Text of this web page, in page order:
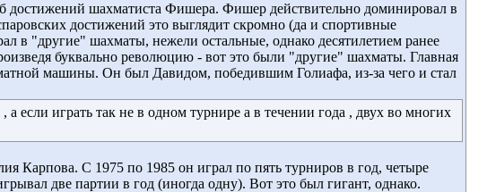
шахматиста Фишера. Фишер действительно доминировал в
достижений это выглядит скромно (да и спортивные
в "другие" шахматы, нежели остальные, однако десятилетием ранее
буквально революцию - вот это были "другие" шахматы. Главная
машины. Он был Давидом, победившим Голиафа, из-за чего и стал
если играть так не в одном турнире а в течении года , двух во многих
Карпова. С 1975 по 1985 он играл по пять турниров в год, четыре
две партии в год (иногда одну). Вот это был гигант, однако.